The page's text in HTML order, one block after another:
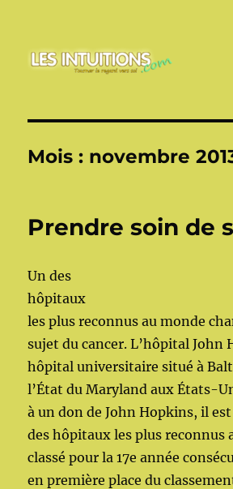
Mois : novembre
Prendre soin de
Un des
hôpitaux
les plus reconnus au monde
sujet du cancer. L’hôpital John
hôpital universitaire situé à
l’État du Maryland aux États-
à un don de John Hopkins, il
des hôpitaux les plus reconnus
classé pour la 17e année
en première place du